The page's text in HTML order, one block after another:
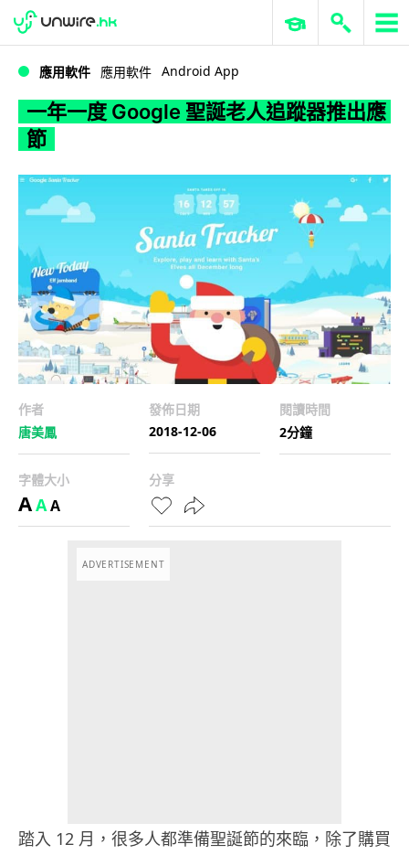
一年一度 Google 聖誕老人追蹤器推出應節
WWDC 2026 ERP 與商業 AI
應用軟件 應用軟件 Android App
一年一度 Google 聖誕老人追蹤器推出應
節
作者
唐美鳳
發佈日期
2018-12-06
閱讀時間
2分鐘
字體大小
AAA
分享
ADVERTISEMENT
踏入 12 月，很多人都準備聖誕節的來臨，除了購買